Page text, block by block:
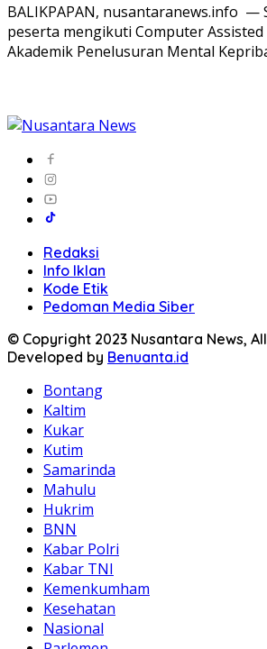
BALIKPAPAN, nusantaranews.info —
peserta mengikuti Computer Assisted
Akademik Penelusuran Mental
Redaksi
Info Iklan
Kode Etik
Pedoman Media Siber
© Copyright 2023 Nusantara News,
Developed by Benuanta.id
Bontang
Kaltim
Kukar
Kutim
Samarinda
Mahulu
Hukrim
BNN
Kabar Polri
Kabar TNI
Kemenkumham
Kesehatan
Nasional